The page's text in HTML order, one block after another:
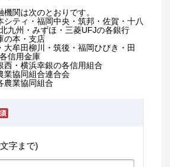
関は次のとおりです。
ティ・福岡中央・筑邦・佐賀・十八
九州・みずほ・三菱UFJの各銀行
本・支店
牟田柳川・筑後・福岡ひびき・田
信用金庫
・横浜幸銀の各信用組合
協同組合連合会
業協同組合
字まで)